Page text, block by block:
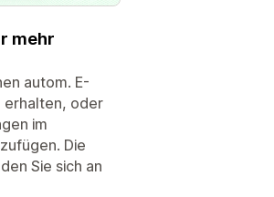
mehr
autom. E-
erhalten, oder
im
Die
Sie sich an